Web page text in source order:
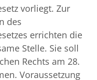
vorliegt. Zur
des
errichten die
Stelle. Sie soll
Rechts am 28.
Voraussetzung